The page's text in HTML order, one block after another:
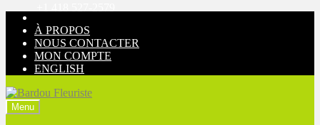
Aller
navigation
Aller
contenu
À PROPOS
NOUS CONTACTER
MON COMPTE
ENGLISH
Menu